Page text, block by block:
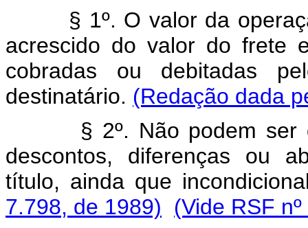
§ 1º. O valor da
acrescido do valor do frete
cobradas ou debitadas
destinatário. (Redação dada
§ 2º. Não podem ser
descontos, diferenças ou
título, ainda que
7.798, de 1989)
(Vide RSF